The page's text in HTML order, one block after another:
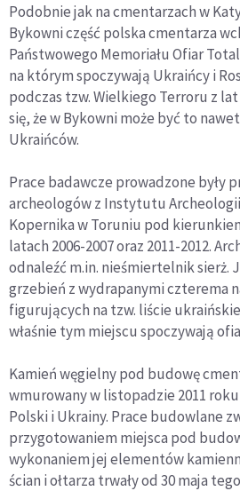
Podobnie jak na cmentarzach w
Bykowni część polska cmentarza
Państwowego Memoriału Ofiar
na którym spoczywają Ukraińcy i
podczas tzw. Wielkiego Terroru z lat
się, że w Bykowni może być to
Ukraińców.
Prace badawcze prowadzone były
archeologów z Instytutu
Kopernika w Toruniu pod
latach 2006-2007 oraz 2011-2012.
odnaleźć m.in. nieśmiertelnik sierż.
grzebień z wydrapanymi czterema
figurujących na tzw. liście
właśnie tym miejscu spoczywają
Kamień węgielny pod budowę
wmurowany w listopadzie 2011
Polski i Ukrainy. Prace budowlane
przygotowaniem miejsca pod
wykonaniem jej elementów
ścian i ołtarza trwały od 30 maja